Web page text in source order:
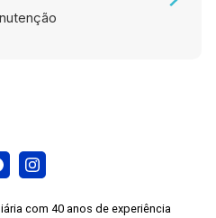
social, elevador de
uma estrutura
segurança e conforto à
com 40 anos de experiência